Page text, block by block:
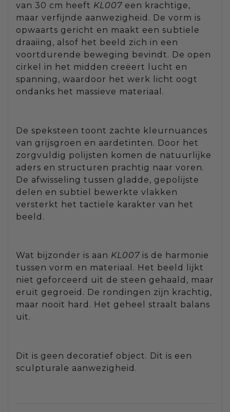
van 30 cm heeft KL007 een krachtige,
maar verfijnde aanwezigheid. De vorm is
opwaarts gericht en maakt een subtiele
draaiing, alsof het beeld zich in een
voortdurende beweging bevindt. De open
cirkel in het midden creëert lucht en
spanning, waardoor het werk licht oogt
ondanks het massieve materiaal.
De speksteen toont zachte kleurnuances
van grijsgroen en aardetinten. Door het
zorgvuldig polijsten komen de natuurlijke
aders en structuren prachtig naar voren.
De afwisseling tussen gladde, gepolijste
delen en subtiel bewerkte vlakken
versterkt het tactiele karakter van het
beeld.
Wat bijzonder is aan KL007 is de harmonie
tussen vorm en materiaal. Het beeld lijkt
niet geforceerd uit de steen gehaald, maar
eruit gegroeid. De rondingen zijn krachtig,
maar nooit hard. Het geheel straalt balans
uit.
Dit is geen decoratief object. Dit is een
sculpturale aanwezigheid.